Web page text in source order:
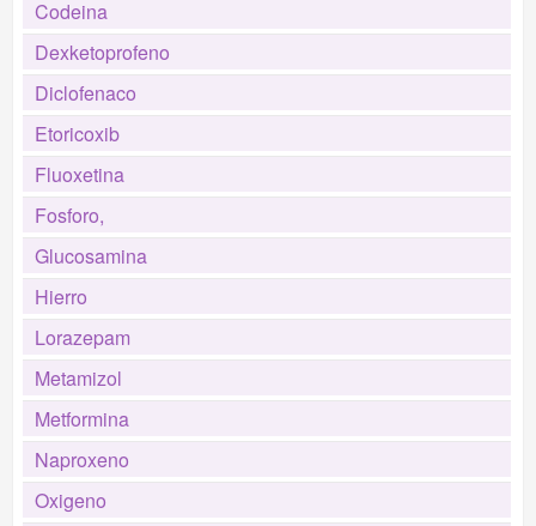
Codeina
Dexketoprofeno
Diclofenaco
Etoricoxib
Fluoxetina
Fosforo,
Glucosamina
Hierro
Lorazepam
Metamizol
Metformina
Naproxeno
Oxigeno